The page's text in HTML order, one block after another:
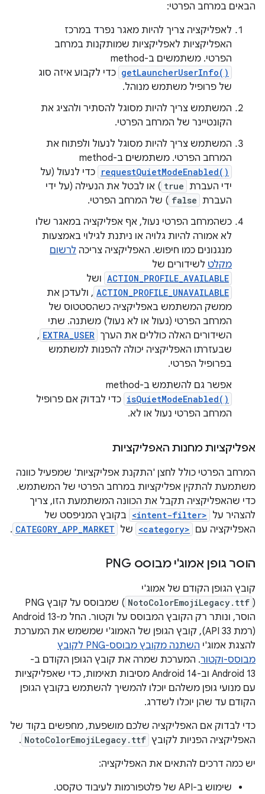
הבאים במרחב הפרטי:
לאפליקציה צריך להיות מאגר נפרד במרכז
האפליקציות לאפליקציות שמותקנות במרחב
הפרטי. משתמשים ב-method‏
getLauncherUserInfo() כדי לקבוע איזה סוג
של פרופיל משתמש מנוהל.
המשתמש צריך להיות מסוגל להסתיר ולהציג את
הקונטיינר של המרחב הפרטי.
המשתמש צריך להיות מסוגל לנעול ולפתוח את
המרחב הפרטי. משתמשים ב-method‏
requestQuietModeEnabled() כדי לנעול (על
ידי העברת true ) או לבטל את הנעילה (על ידי
העברת false ) של המרחב הפרטי.
כשהמרחב הפרטי נעול, אף אפליקציה במאגר שלו
לא אמורה להיות גלויה או ניתנת לגילוי באמצעות
מנגנונים כמו חיפוש. האפליקציה צריכה לרשום
מקלט לשידורים של
ACTION_PROFILE_AVAILABLE ושל
ACTION_PROFILE_UNAVAILABLE , ולעדכן את
ממשק המשתמש באפליקציה כשהסטטוס של
המרחב הפרטי (נעול או לא נעול) משתנה. שתי
השידורים האלה כוללים את הערך EXTRA_USER
,
שבעזרתו האפליקציה יכולה להפנות למשתמש
בפרופיל הפרטי.
אפשר גם להשתמש ב-method
isQuietModeEnabled() כדי לבדוק אם פרופיל
המרחב הפרטי נעול או לא.
אפליקציות מחנות האפליקציות
המרחב הפרטי כולל לחצן 'התקנת אפליקציות' שמפעיל כוונה
משתמעת להתקין אפליקציות במרחב הפרטי של המשתמש.
כדי שהאפליקציה תקבל את הכוונה המשתמעת הזו, צריך
להצהיר על <intent-filter> בקובץ המניפסט של
האפליקציה עם <category> של CATEGORY_APP_MARKET
.
הוסר גופן אמוג'י מבוסס PNG
קובץ הגופן הקודם של אמוג'י
(
NotoColorEmojiLegacy.ttf
) שמבוסס על קובץ PNG
הוסר, ונותר רק הקובץ המבוסס על וקטור. החל מ-Android 13
(רמת API 33), קובץ הגופן של האמוג'י שמשמש את המערכת
להצגת אמוג'י
השתנה מקובץ מבוסס-PNG לקובץ
מבוסס-וקטור. המערכת שמרה את קובץ הגופן הקודם ב-
Android 13 וב-Android 14 מסיבות תאימות, כדי שאפליקציות
עם מנועי גופן משלהם יוכלו להמשיך להשתמש בקובץ הגופן
הקודם עד שהן יוכלו לשדרג.
כדי לבדוק אם האפליקציה שלכם מושפעת, מחפשים בקוד של
האפליקציה הפניות לקובץ NotoColorEmojiLegacy.ttf
.
יש כמה דרכים להתאים את האפליקציה:
שימוש ב-API של פלטפורמות לעיבוד טקסט.